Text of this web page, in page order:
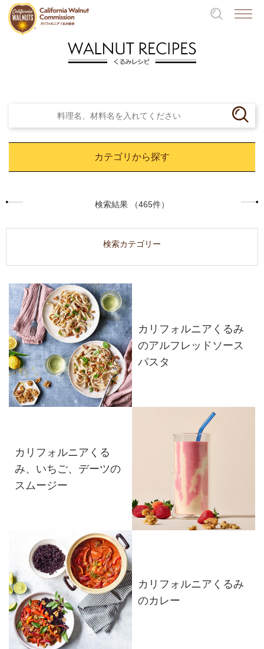
カテゴリから探す
検索結果 （465件）
検索カテゴリー
カリフォルニアくるみ
のアルフレッドソース
パスタ
カリフォルニアくる
み、いちご、デーツの
スムージー
カリフォルニアくるみ
のカレー